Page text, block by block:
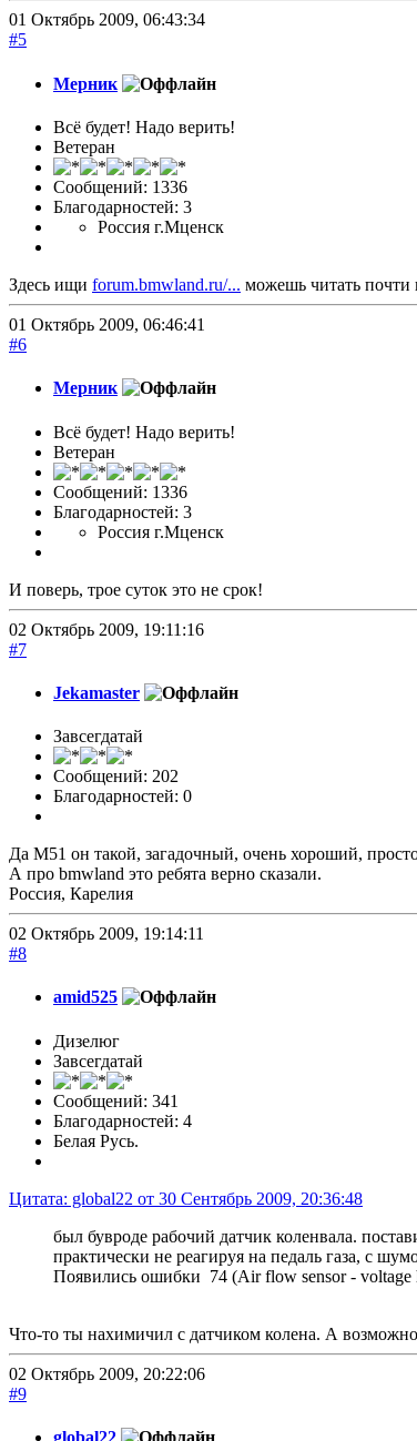
01 Октябрь 2009, 06:43:34
#5
Мерник
Всё будет! Надо верить!
Ветеран
Сообщений: 1336
Благодарностей: 3
Россия г.Мценск
Здесь ищи forum.bmwland.ru/... можешь читать почти
01 Октябрь 2009, 06:46:41
#6
Мерник
Всё будет! Надо верить!
Ветеран
Сообщений: 1336
Благодарностей: 3
Россия г.Мценск
И поверь, трое суток это не срок!
02 Октябрь 2009, 19:11:16
#7
Jekamaster
Завсегдатай
Сообщений: 202
Благодарностей: 0
Да М51 он такой, загадочный, очень хороший, просто
А про bmwland это ребята верно сказали.
Россия, Карелия
02 Октябрь 2009, 19:14:11
#8
amid525
Дизелюг
Завсегдатай
Сообщений: 341
Благодарностей: 4
Белая Русь.
Цитата: global22 от 30 Сентябрь 2009, 20:36:48
был бувроде рабочий датчик коленвала.
практически не реагируя на педаль газа, с
Появились ошибки 74 (Air flow sensor - voltage
Что-то ты нахимичил с датчиком колена. А
02 Октябрь 2009, 20:22:06
#9
global22